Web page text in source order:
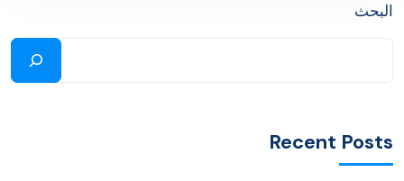
البحث
Recent Posts